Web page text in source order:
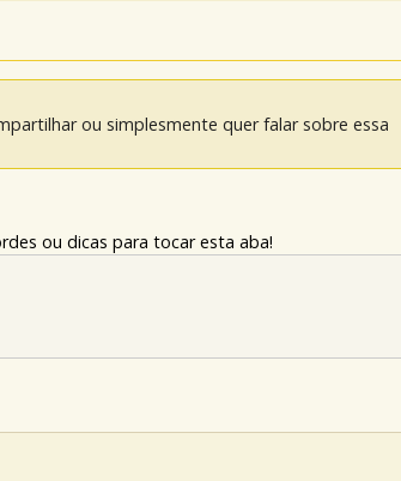
ou simplesmente quer falar sobre essa
ou dicas para tocar esta aba!